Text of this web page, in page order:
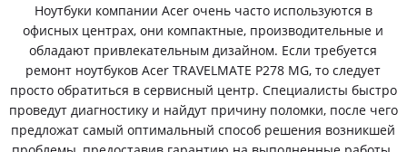
Ноутбуки компании Acer очень часто используются в
офисных центрах, они компактные, производительные и
обладают привлекательным дизайном. Если требуется
ремонт ноутбуков Acer TRAVELMATE P278 MG, то следует
просто обратиться в сервисный центр. Специалисты быстро
проведут диагностику и найдут причину поломки, после чего
предложат самый оптимальный способ решения возникшей